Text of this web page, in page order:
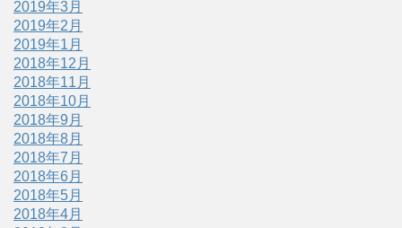
2019年3月
2019年2月
2019年1月
2018年12月
2018年11月
2018年10月
2018年9月
2018年8月
2018年7月
2018年6月
2018年5月
2018年4月